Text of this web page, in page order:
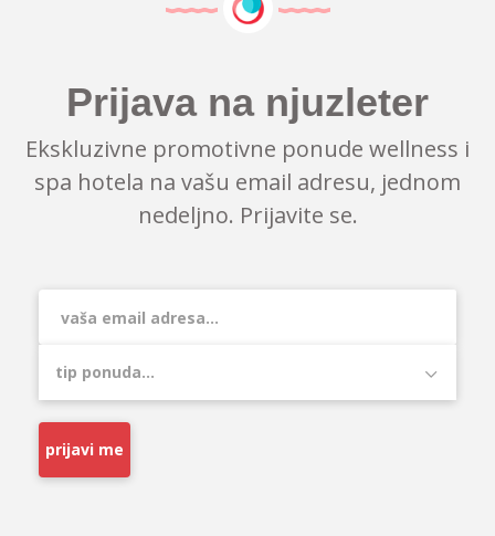
Prijava na njuzleter
Ekskluzivne promotivne ponude wellness i
spa hotela na vašu email adresu, jednom
nedeljno. Prijavite se.
prijavi me